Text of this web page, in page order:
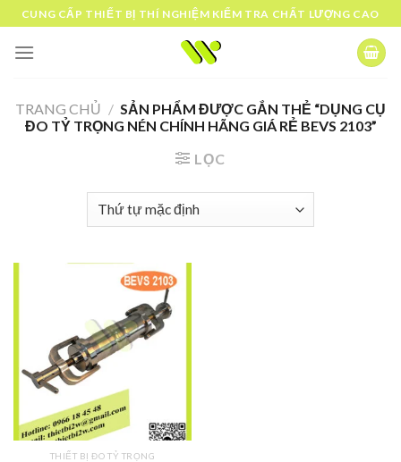
Skip
to
content
CUNG CẤP THIẾT BỊ THÍ NGHIỆM KIỂM TRA CHẤT LƯỢNG CAO
TRANG CHỦ / SẢN PHẨM ĐƯỢC GẮN THẺ “DỤNG CỤ
ĐO TỶ TRỌNG NÉN CHÍNH HÃNG GIÁ RẺ BEVS 2103”
LỌC
THIẾT BỊ ĐO TỶ TRỌNG